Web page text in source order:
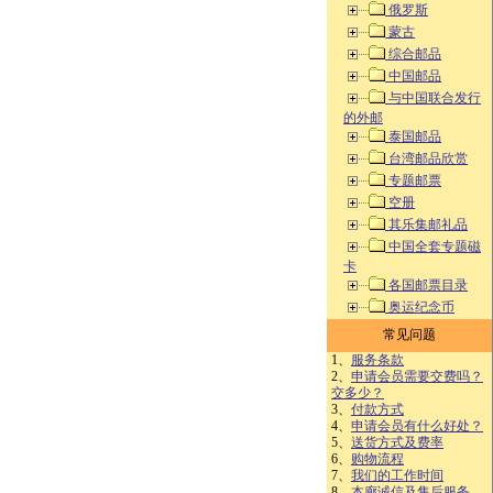
俄罗斯
蒙古
综合邮品
中国邮品
与中国联合发行
的外邮
泰国邮品
台湾邮品欣赏
专题邮票
空册
其乐集邮礼品
中国全套专题磁
卡
各国邮票目录
奥运纪念币
常见问题
1、 服务条款
2、 申请会员需要交费吗？
交多少？
3、 付款方式
4、 申请会员有什么好处？
5、 送货方式及费率
6、 购物流程
7、 我们的工作时间